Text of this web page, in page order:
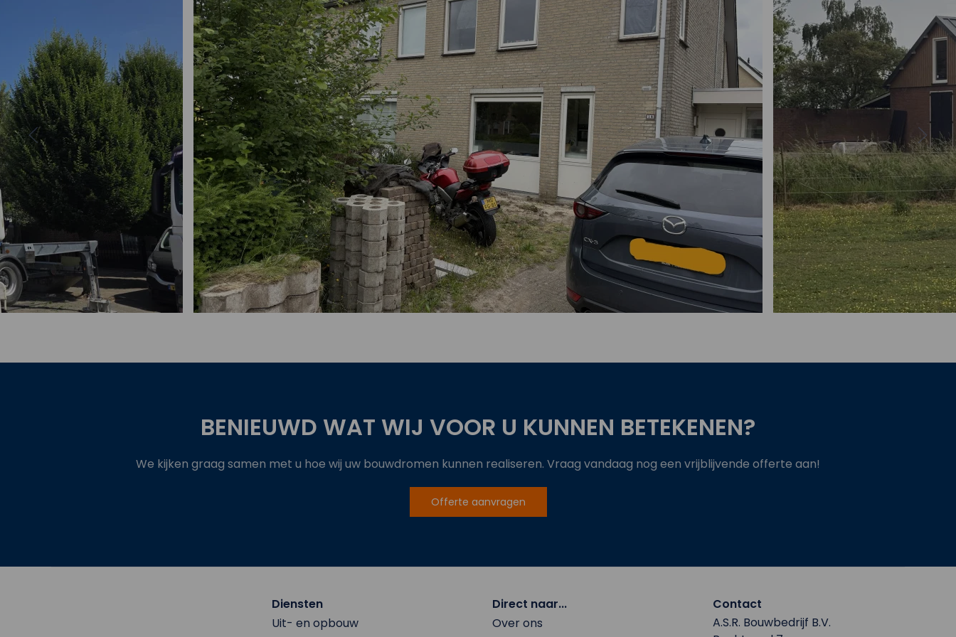
Bekijk project Bekijk project
BENIEUWD WAT WIJ VOOR U KUNNEN BETEKENEN?
We kijken graag samen met u hoe wij uw bouwdromen kunnen realiseren. Vraag vandaag nog een vrijblijvende offerte aan!
Offerte aanvragen
Diensten
Uit- en opbouw
Direct naar...
Over ons
Contact
A.S.R. Bouwbedrijf B.V.